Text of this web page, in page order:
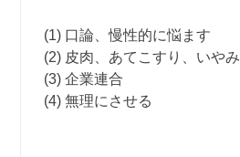
(1) 口論、慢性的に悩ます
(2) 皮肉、あてこすり、いやみ
(3) 企業連合
(4) 無理にさせる